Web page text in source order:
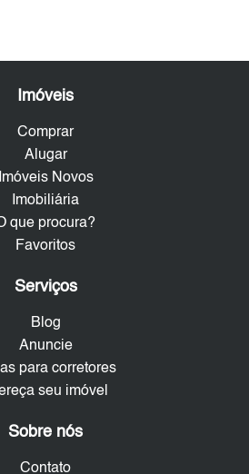
Imóveis
Comprar
Alugar
Imóveis Novos
Imobiliária
que procura?
Favoritos
Serviços
Blog
Anuncie
para corretores
seu imóvel
Sobre nós
Contato